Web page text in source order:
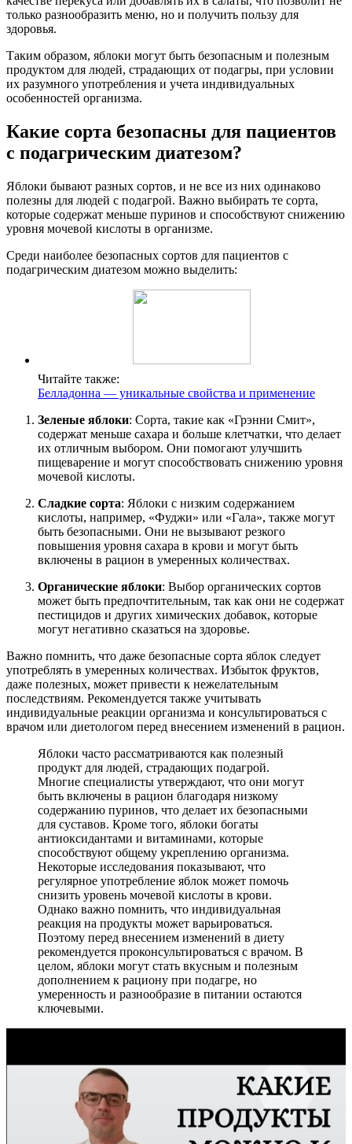
только разнообразить меню, но и получить пользу для
здоровья.
Таким образом, яблоки могут быть безопасным и полезным
продуктом для людей, страдающих от подагры, при условии
их разумного употребления и учета индивидуальных
особенностей организма.
Какие сорта безопасны для пациентов
с подагрическим диатезом?
Яблоки бывают разных сортов, и не все из них одинаково
полезны для людей с подагрой. Важно выбирать те сорта,
которые содержат меньше пуринов и способствуют снижению
уровня мочевой кислоты в организме.
Среди наиболее безопасных сортов для пациентов с
подагрическим диатезом можно выделить:
Читайте также:
Белладонна — уникальные свойства и применение
Зеленые яблоки: Сорта, такие как «Грэнни Смит»,
содержат меньше сахара и больше клетчатки, что делает
их отличным выбором. Они помогают улучшить
пищеварение и могут способствовать снижению уровня
мочевой кислоты.
Сладкие сорта: Яблоки с низким содержанием
кислоты, например, «Фуджи» или «Гала», также могут
быть безопасными. Они не вызывают резкого
повышения уровня сахара в крови и могут быть
включены в рацион в умеренных количествах.
Органические яблоки: Выбор органических сортов
может быть предпочтительным, так как они не содержат
пестицидов и других химических добавок, которые
могут негативно сказаться на здоровье.
Важно помнить, что даже безопасные сорта яблок следует
употреблять в умеренных количествах. Избыток фруктов,
даже полезных, может привести к нежелательным
последствиям. Рекомендуется также учитывать
индивидуальные реакции организма и консультироваться с
врачом или диетологом перед внесением изменений в рацион.
Яблоки часто рассматриваются как полезный
продукт для людей, страдающих подагрой.
Многие специалисты утверждают, что они могут
быть включены в рацион благодаря низкому
содержанию пуринов, что делает их безопасными
для суставов. Кроме того, яблоки богаты
антиоксидантами и витаминами, которые
способствуют общему укреплению организма.
Некоторые исследования показывают, что
регулярное употребление яблок может помочь
снизить уровень мочевой кислоты в крови.
Однако важно помнить, что индивидуальная
реакция на продукты может варьироваться.
Поэтому перед внесением изменений в диету
рекомендуется проконсультироваться с врачом. В
целом, яблоки могут стать вкусным и полезным
дополнением к рациону при подагре, но
умеренность и разнообразие в питании остаются
ключевыми.